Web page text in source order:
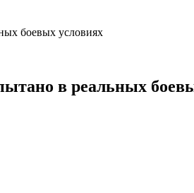
боевых условиях
в реальных